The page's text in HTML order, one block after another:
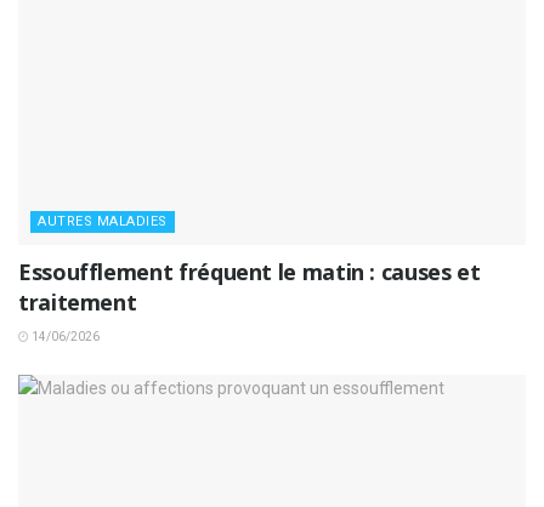
AUTRES MALADIES
Essoufflement fréquent le matin : causes et
traitement
14/06/2026